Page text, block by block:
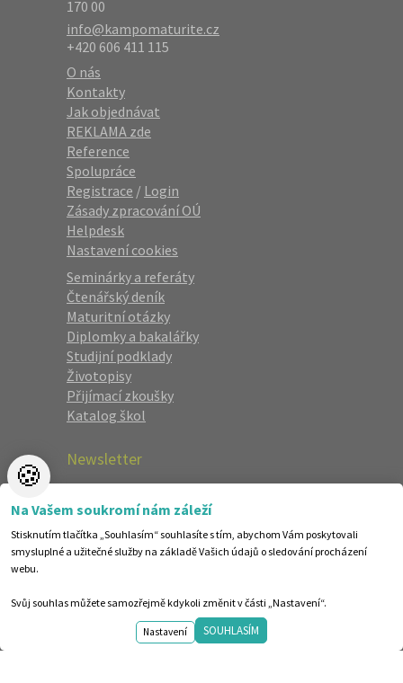
170 00
info@kampomaturite.cz
+420 606 411 115
O nás
Kontakty
Jak objednávat
REKLAMA zde
Reference
Spolupráce
Registrace / Login
Zásady zpracování OÚ
Helpdesk
Nastavení cookies
Seminárky a referáty
Čtenářský deník
Maturitní otázky
Diplomky a bakalářky
Studijní podklady
Životopisy
Přijímací zkoušky
Katalog škol
Newsletter
nabídky jako první.
🍪
Na Vašem soukromí nám záleží
Stisknutím tlačítka „Souhlasím“ souhlasíte s tím, abychom Vám poskytovali
smysluplné a užitečné služby na základě Vašich údajů o sledování procházení
webu.
Svůj souhlas můžete samozřejmě kdykoli změnit v části „Nastavení“.
Nastavení SOUHLASÍM